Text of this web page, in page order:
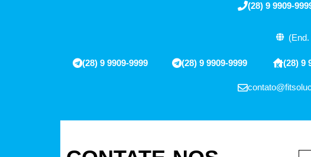
(28) 9 9909-
(28) 9 9909-9999 (28) 9 9909-9999 (28) 9